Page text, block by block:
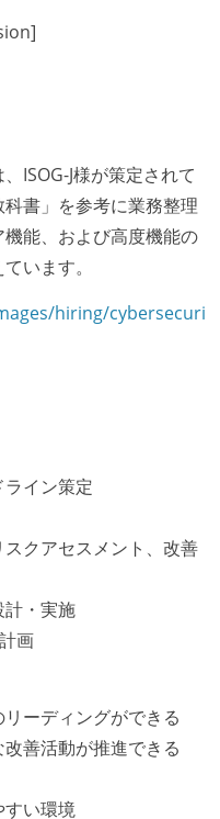
ISOG-J様が策定されて
書」を参考に業務整理
能、および高度機能の
います。
hiring/cybersecuri
ライン策定
スクアセスメント、改善
計・実施
画
ーディングができる
善活動が推進できる
すい環境